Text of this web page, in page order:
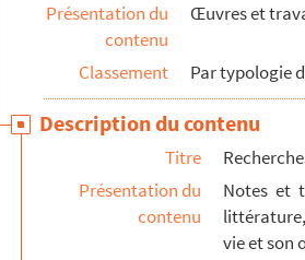
Présentation du
contenu
Œuvres et
Classement Par typologie
Description du contenu
Titre
Présentation du
contenu
Notes et
vie et son